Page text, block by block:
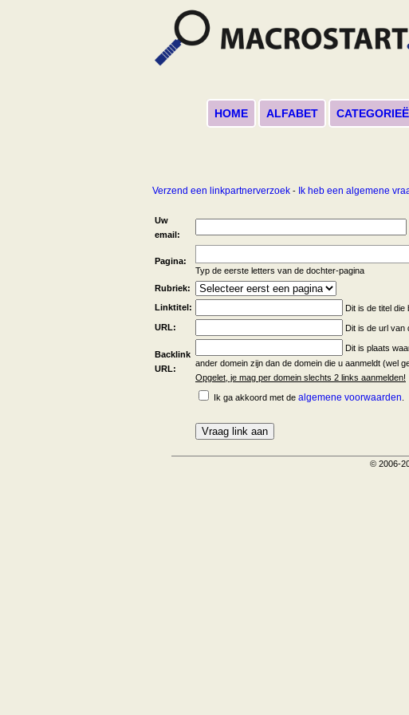
HOME ALFABET
Verzend een linkpartnerverzoek - Ik heb een algemene
Uw
email:
Pagina:
Typ de eerste letters van de dochter-pagina
Rubriek:
Linktitel:
Dit is de titel die
URL:
Dit is de url van
Backlink
URL:
Dit is plaats
ander domein zijn dan de domein die u aanmeldt (wel
Opgelet, je mag per domein slechts 2 links aanmelden!
Ik ga akkoord met de algemene voorwaarden
© 2006-